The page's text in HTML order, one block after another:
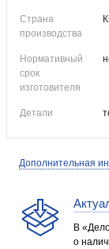
Страна
производства
Нормативный
срок
изготовителя
Детали
Дополнительная
В
о